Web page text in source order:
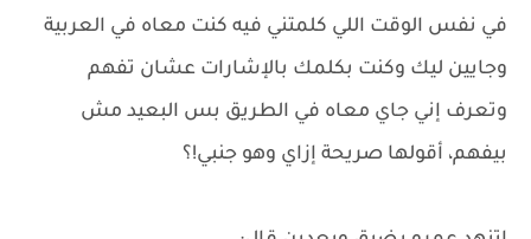
في نفس الوقت اللي كلمتني فيه كنت معاه في العربية
وجايين ليك وكنت بكلمك بالإشارات عشان تفهم
وتعرف إني جاي معاه في الطريق بس البعيد مش
بيفهم، أقولها صريحة إزاي وهو جنبي!؟